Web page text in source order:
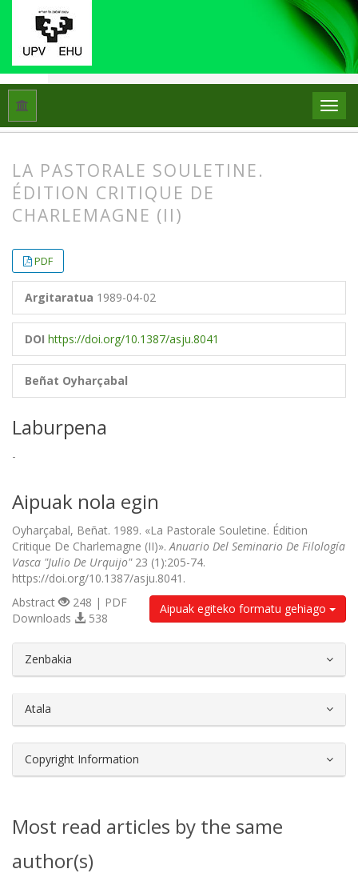
Hasiera Artikuluak
LA PASTORALE SOULETINE.
ÉDITION CRITIQUE DE
CHARLEMAGNE (II)
PDF
Argitaratua 1989-04-02
DOI https://doi.org/10.1387/asju.8041
Beñat Oyharçabal
Laburpena
-
Aipuak nola egin
Oyharçabal, Beñat. 1989. «La Pastorale Souletine. Édition
Critique De Charlemagne (II)».Anuario Del Seminario De Filología
Vasca "Julio De Urquijo"23 (1):205-74.
https://doi.org/10.1387/asju.8041.
Aipuak egiteko formatu gehiago
Abstract
248 | PDF
Downloads
538
Zenbakia
Atala
Copyright Information
Most read articles by the same
author(s)